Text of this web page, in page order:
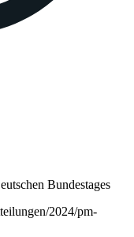
Bundestages
2024/pm-